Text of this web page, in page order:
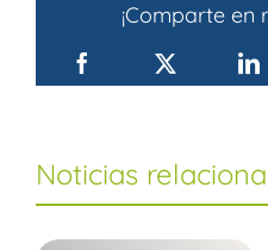
¡Comparte en